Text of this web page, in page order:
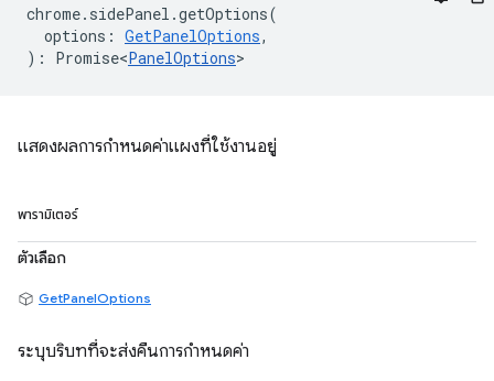
chrome. sidePanel .getOptions(
options : GetPanelOptions,
) : Promise<PanelOptions>
แสดงผลการกำหนดค่าแผงที่ใช้งานอยู่
พารามิเตอร์
ตัวเลือก
GetPanelOptions
ระบุบริบทที่จะส่งคืนการกำหนดค่า